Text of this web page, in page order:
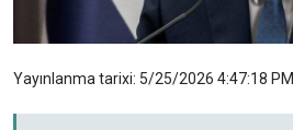
Yayınlanma tarixi: 5/25/2026 4:47:18 PM